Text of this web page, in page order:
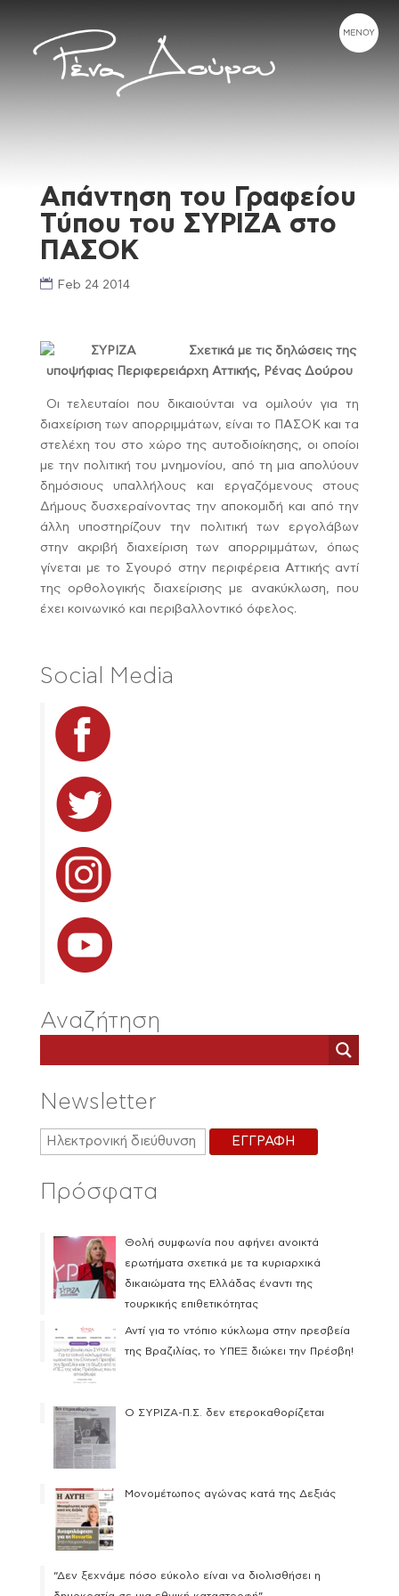
Απάντηση του Γραφείου
Τύπου του ΣΥΡΙΖΑ στο
ΠΑΣΟΚ
Feb 24 2014
Σχετικά με τις δηλώσεις της
υποψήφιας Περιφερειάρχη Αττικής, Ρένας Δούρου
Οι τελευταίοι που δικαιούνται να ομιλούν για τη
διαχείριση των απορριμμάτων, είναι το ΠΑΣΟΚ και τα
στελέχη του στο χώρο της αυτοδιοίκησης, οι οποίοι
με την πολιτική του μνημονίου, από τη μια απολύουν
δημόσιους υπαλλήλους και εργαζόμενους στους
Δήμους δυσχεραίνοντας την αποκομιδή και από την
άλλη υποστηρίζουν την πολιτική των εργολάβων
στην ακριβή διαχείριση των απορριμμάτων, όπως
γίνεται με το Σγουρό στην περιφέρεια Αττικής αντί
της ορθολογικής διαχείρισης με ανακύκλωση, που
έχει κοινωνικό και περιβαλλοντικό όφελος.
Social Media
Αναζήτηση
Newsletter
Πρόσφατα
Θολή συμφωνία που αφήνει ανοικτά
ερωτήματα σχετικά με τα κυριαρχικά
δικαιώματα της Ελλάδας έναντι της
τουρκικής επιθετικότητας
Αντί για το ντόπιο κύκλωμα στην πρεσβεία
της Βραζιλίας, το ΥΠΕΞ διώκει την Πρέσβη!
Ο ΣΥΡΙΖΑ-Π.Σ. δεν ετεροκαθορίζεται
Μονομέτωπος αγώνας κατά της Δεξιάς
“Δεν ξεχνάμε πόσο εύκολο είναι να διολισθήσει η